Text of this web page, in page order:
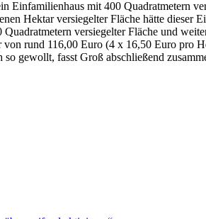
Einfamilienhaus mit 400 Quadratmetern
Hektar versiegelter Fläche hätte dieser
versiegelter Fläche und
rund 116,00 Euro (4 x 16,50 Euro pro
gewollt, fasst Groß abschließend